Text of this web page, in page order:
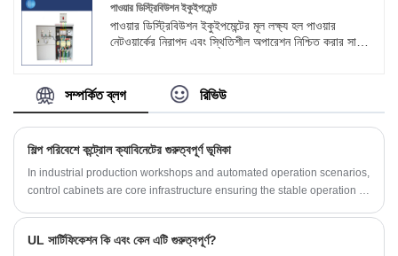
পাওয়ার ডিস্ট্রিবিউশন ইকুইপমেন্ট
পাওয়ার ডিস্ট্রিবিউশন ইকুইপমেন্টের মূল লক্ষ্য হল পাওয়ার
নেটওয়ার্কের নিরাপদ এবং স্থিতিশীল অপারেশন নিশ্চিত করার সাথে
সম্পর্কিত ব্লগ রিভিউ
শিল্প পরিবেশে কন্ট্রোল ক্যাবিনেটের গুরুত্বপূর্ণ ভূমিকা
In industrial production workshops and automated operation scenarios,
control cabinets are core infrastructure ensuring the stable operation of
UL সার্টিফিকেশন কি এবং কেন এটি গুরুত্বপূর্ণ?